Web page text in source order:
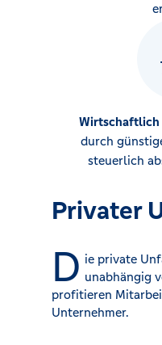
Wirtschaftlich
durch
steuerlich
Privater
D ie private
unabhängig
profitieren
Unternehmer.